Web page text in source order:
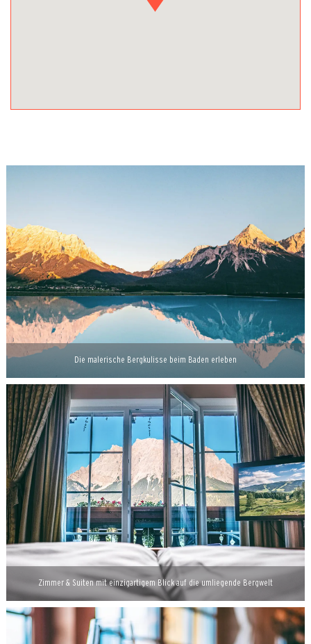
Zimmer & Suiten mit einzigartigem Blick auf die umliegende Bergwelt
Die malerische Bergkulisse beim Baden erleben